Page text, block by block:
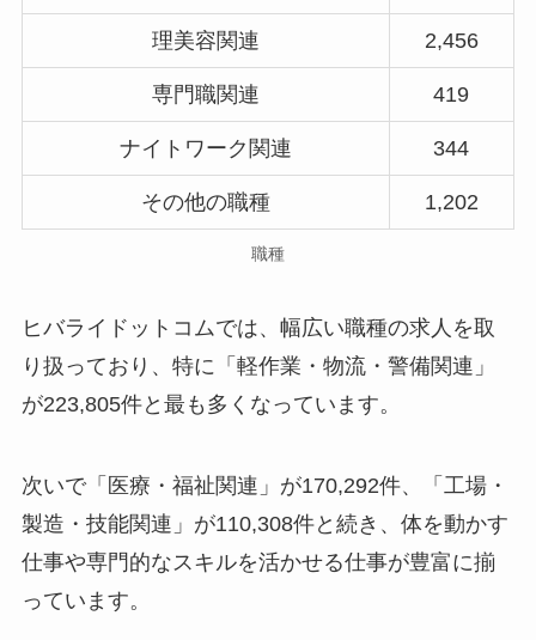
理美容関連 2,456
専門職関連 419
ナイトワーク関連 344
その他の職種 1,202
職種
ヒバライドットコムでは、幅広い職種の求人を取
り扱っており、特に「軽作業・物流・警備関連」
が223,805件と最も多くなっています。
次いで「医療・福祉関連」が170,292件、「工場・
製造・技能関連」が110,308件と続き、体を動かす
仕事や専門的なスキルを活かせる仕事が豊富に揃
っています。